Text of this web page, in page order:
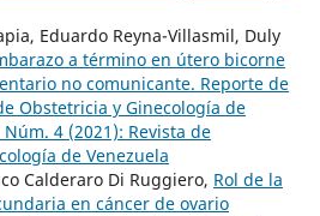
Eduardo Reyna-Villasmil, Duly
a término en útero bicorne
no comunicante. Reporte de
Obstetricia y Ginecología de
4 (2021): Revista de
de Venezuela
Calderaro Di Ruggiero, Rol de la
en cáncer de ovario